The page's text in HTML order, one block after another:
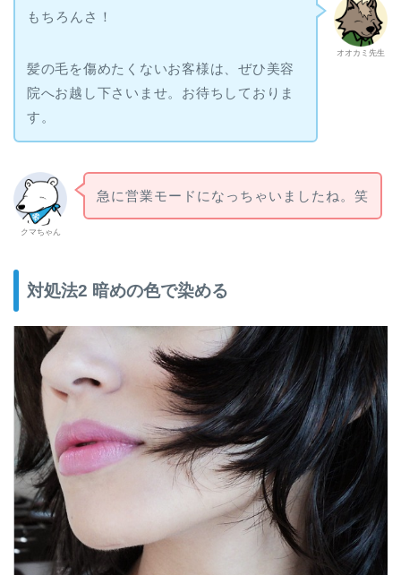
オオカミ先生
もちろんさ！
髪の毛を傷めたくないお客様は、ぜひ美容
院へお越し下さいませ。お待ちしておりま
す。
クマちゃん
急に営業モードになっちゃいましたね。笑
対処法2 暗めの色で染める